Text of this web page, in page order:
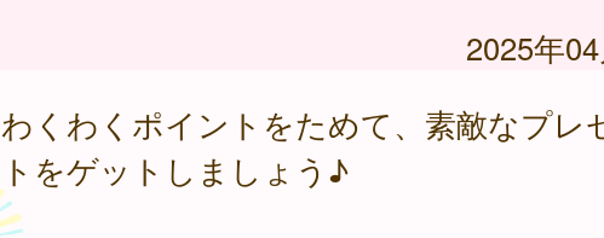
2025年
わくわくポイントをためて、素敵なプレ
トをゲットしましょう♪